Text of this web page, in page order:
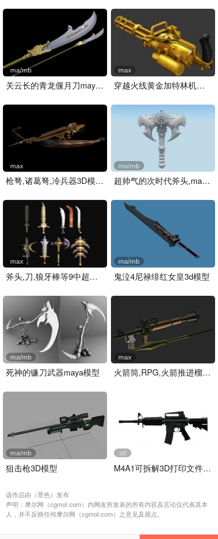
关云长的青龙偃月刀maya模..
ma/mb
穿越火线黄金加特林机关枪..
max
枪弩,诸葛弩,冷兵器3D模型..
max
超帅气的次时代斧头,maya武..
ma/mb
斧头,刀,狼牙棒等9中超酷武..
max
鬼泣4尼禄绯红女皇3d模型
ma/mb
死神的镰刀武器maya模型
ma/mb
火箭筒,RPG,火箭推进榴弹,..
max
狙击枪3D模型
ma/mb
M4A1可拆解3D打印文件,8个..
stl
该作品由（景色）发布
声明：摩尔网（cgmol.com）内网友所发表的所有内容及言论仅代表其本
人，并不反映任何摩尔网（cgmol.com）之意见及观点。